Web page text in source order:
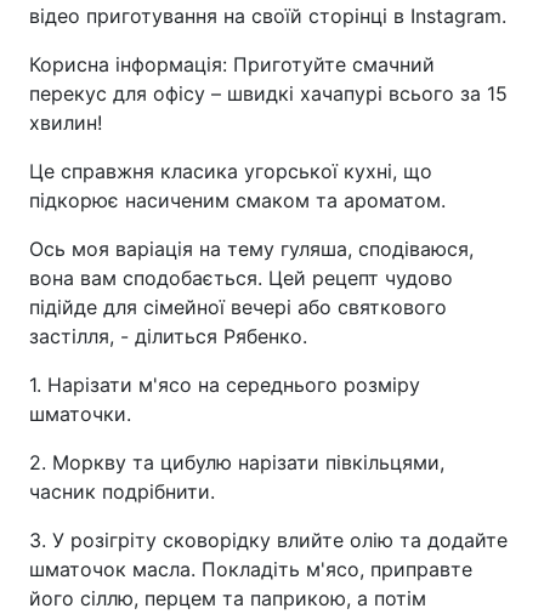
відео приготування на своїй сторінці в Instagram.
Корисна інформація: Приготуйте смачний
перекус для офісу – швидкі хачапурі всього за 15
хвилин!
Це справжня класика угорської кухні, що
підкорює насиченим смаком та ароматом.
Ось моя варіація на тему гуляша, сподіваюся,
вона вам сподобається. Цей рецепт чудово
підійде для сімейної вечері або святкового
застілля, - ділиться Рябенко.
1. Нарізати м'ясо на середнього розміру
шматочки.
2. Моркву та цибулю нарізати півкільцями,
часник подрібнити.
3. У розігріту сковорідку влийте олію та додайте
шматочок масла. Покладіть м'ясо, приправте
його сіллю, перцем та паприкою, а потім